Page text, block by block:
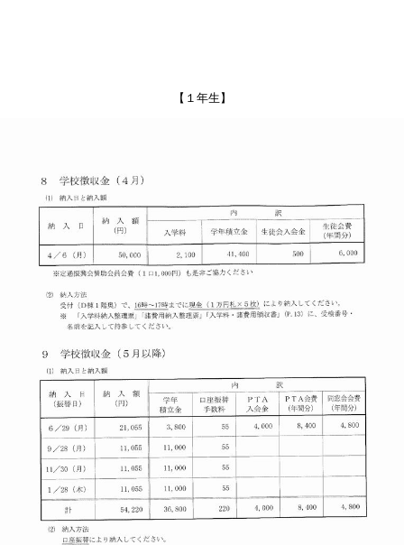
【１年生】